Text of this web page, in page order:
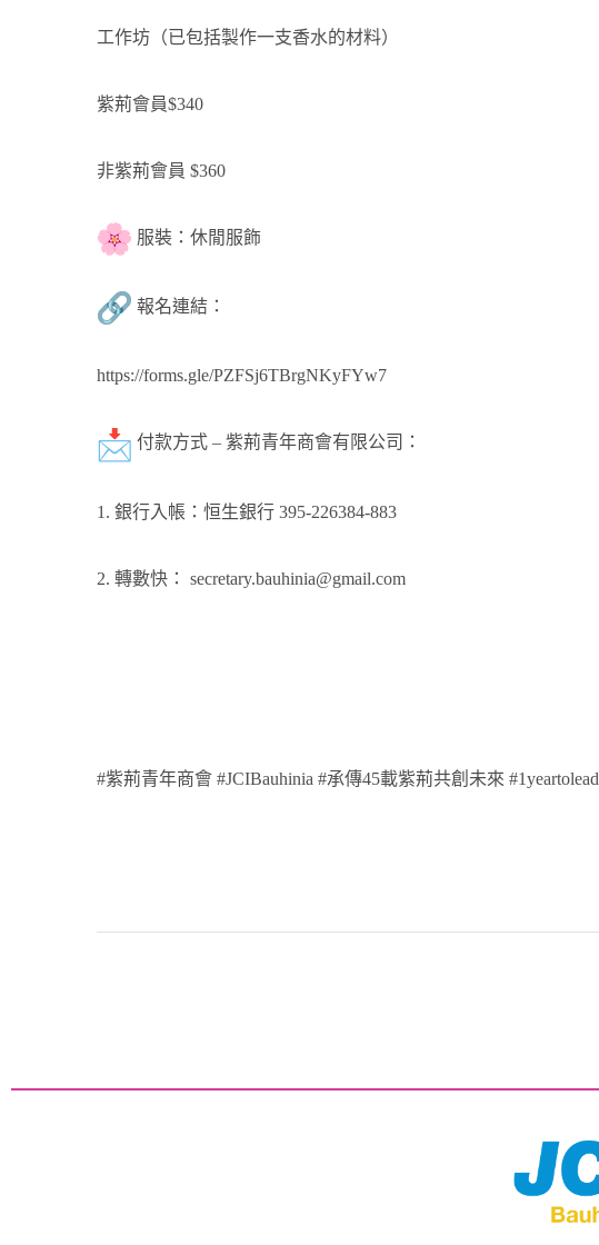
工作坊（已包括製作一支香水的材料）
紫荊會員$340
非紫荊會員 $360
服裝：休閒服飾
報名連結：
https://forms.gle/PZFSj6TBrgNKyFYw7
付款方式 – 紫荊青年商會有限公司：
1. 銀行入帳：恒生銀行 395-226384-883
2. 轉數快： secretary.bauhinia@gmail.com
#紫荊青年商會 #JCIBauhinia #承傳45載紫荊共創未來 #1yeartolead